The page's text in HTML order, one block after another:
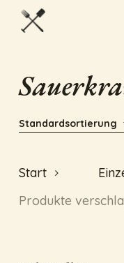
Skip
Standardsortierung
Start
Produkte